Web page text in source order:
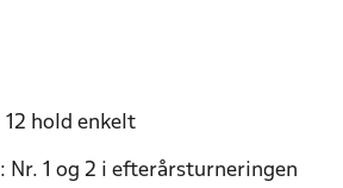
12 hold enkelt
Nr. 1 og 2 i efterårsturneringen